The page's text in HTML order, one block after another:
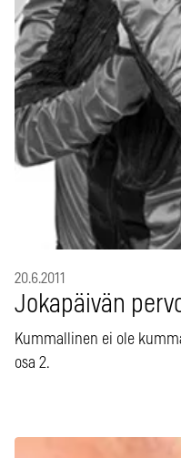
20.6.2011
Jokapäivän
Kummallinen ei ole
osa 2.